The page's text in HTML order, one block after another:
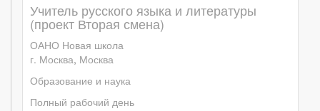
Учитель русского языка и литературы
(проект Вторая смена)
ОАНО Новая школа
г. Москва, Москва
Образование и наука
Полный рабочий день